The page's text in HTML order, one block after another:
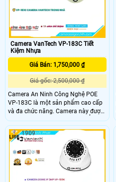
Camera VanTech VP-183C Tiết
Kiệm Nhựa
Giá Bán: 1,750,000 ₫
Giá gốc: 2,500,000 ₫
Camera An Ninh Công Nghệ POE
VP-183C là một sản phẩm cao cấp
và đa chức năng. Camera này được
tích hợp chức năng Thu hình Ổn
Định, giúp hình ảnh không bị rung
lắc. Khả năng Cân Bịng Ánh Sáng
(BLC) giúp cân bằng ánh sáng trong
các điều kiện khác nhau, đảm bảo
hình ảnh rõ nét
1909